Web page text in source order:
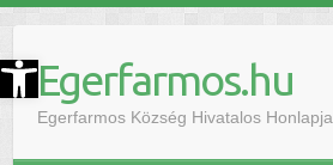
Eszköztár megnyitása Egerfarmos.hu
Egerfarmos Község Hivatalos Honlapja